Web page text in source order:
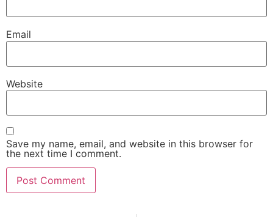
Email
Website
Save my name, email, and website in this browser for
the next time I comment.